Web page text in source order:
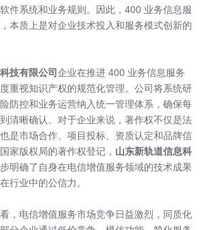
件系统和业务规则。因此，400 业务信息服
本质上是对企业技术投入和服务模式创新的
技有限公司企业在推进 400 业务信息服务
重视知识产权的规范化管理。公司将系统研
防控和业务运营纳入统一管理体系，确保每
清晰确认。对于企业来说，著作权不仅是法
是市场合作、项目投标、资质认定和品牌信
家版权局的著作权登记， 山东新轨道信息科
明确了自身在电信增值服务领域的技术成果
行业中的公信力。
，电信增值服务市场竞争日益激烈，同质化